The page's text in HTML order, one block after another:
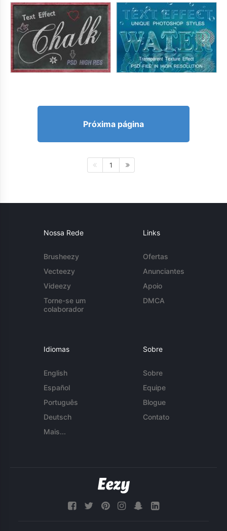
Próxima página
1
Nossa Rede
Brusheezy
Vecteezy
Videezy
Torne-se um
colaborador
Links
Ofertas
Anunciantes
Apoio
DMCA
Idiomas
English
Español
Português
Deutsch
Mais...
Sobre
Sobre
Equipe
Blogue
Contato